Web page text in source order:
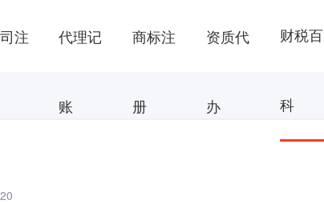
注 代理记
账
商标注
册
资质代
办
财税百
科